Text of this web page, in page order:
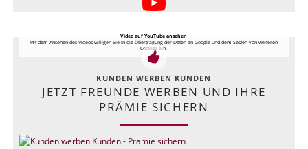
Video auf YouTube ansehen
Mit dem Ansehen des Videos willigen Sie in die Übertragung der Daten an Google und dem Setzen von weiteren
Cookies ein.
KUNDEN WERBEN KUNDEN
JETZT FREUNDE WERBEN UND IHRE
PRÄMIE SICHERN